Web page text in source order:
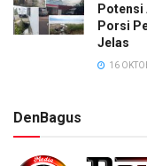
Potensi
Porsi
Jelas
16
DenBagus